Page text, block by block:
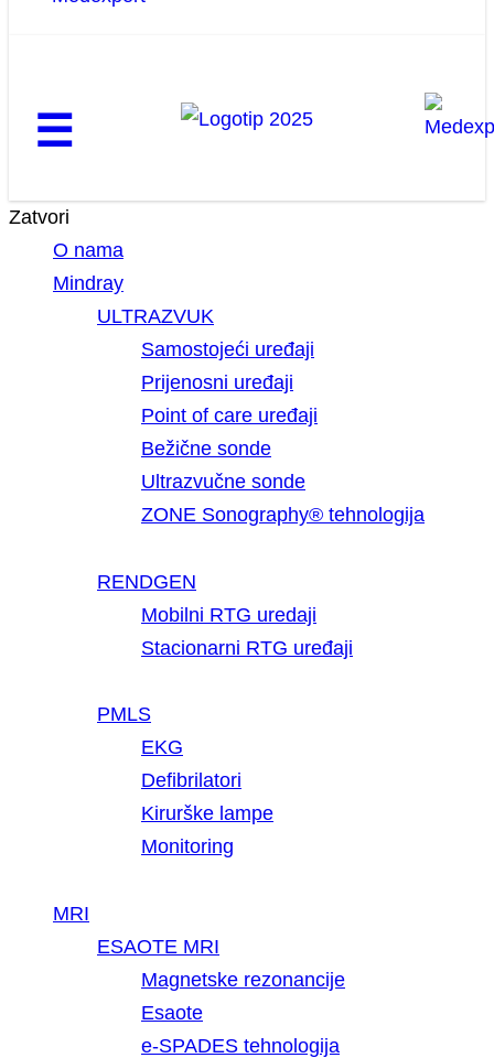
☰
Zatvori
O nama
Mindray
ULTRAZVUK
Samostojeći uređaji
Prijenosni uređaji
Point of care uređaji
Bežične sonde
Ultrazvučne sonde
ZONE Sonography® tehnologija
RENDGEN
Mobilni RTG uredaji
Stacionarni RTG uređaji
PMLS
EKG
Defibrilatori
Kirurške lampe
Monitoring
MRI
ESAOTE MRI
Magnetske rezonancije
Esaote
e-SPADES tehnologija